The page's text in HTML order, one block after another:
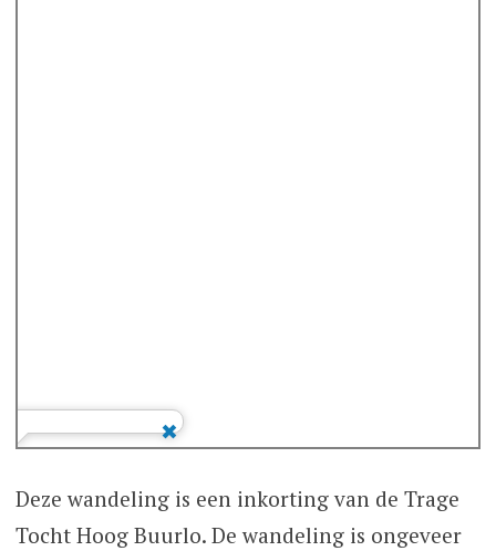
Deze wandeling is een inkorting van de Trage
Tocht Hoog Buurlo. De wandeling is ongeveer